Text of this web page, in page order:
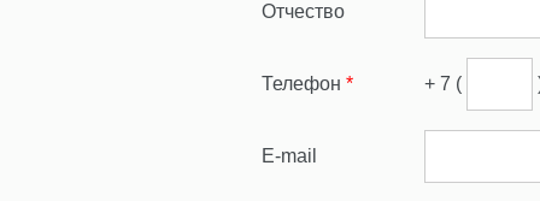
Отчество
Телефон * + 7 (
E-mail